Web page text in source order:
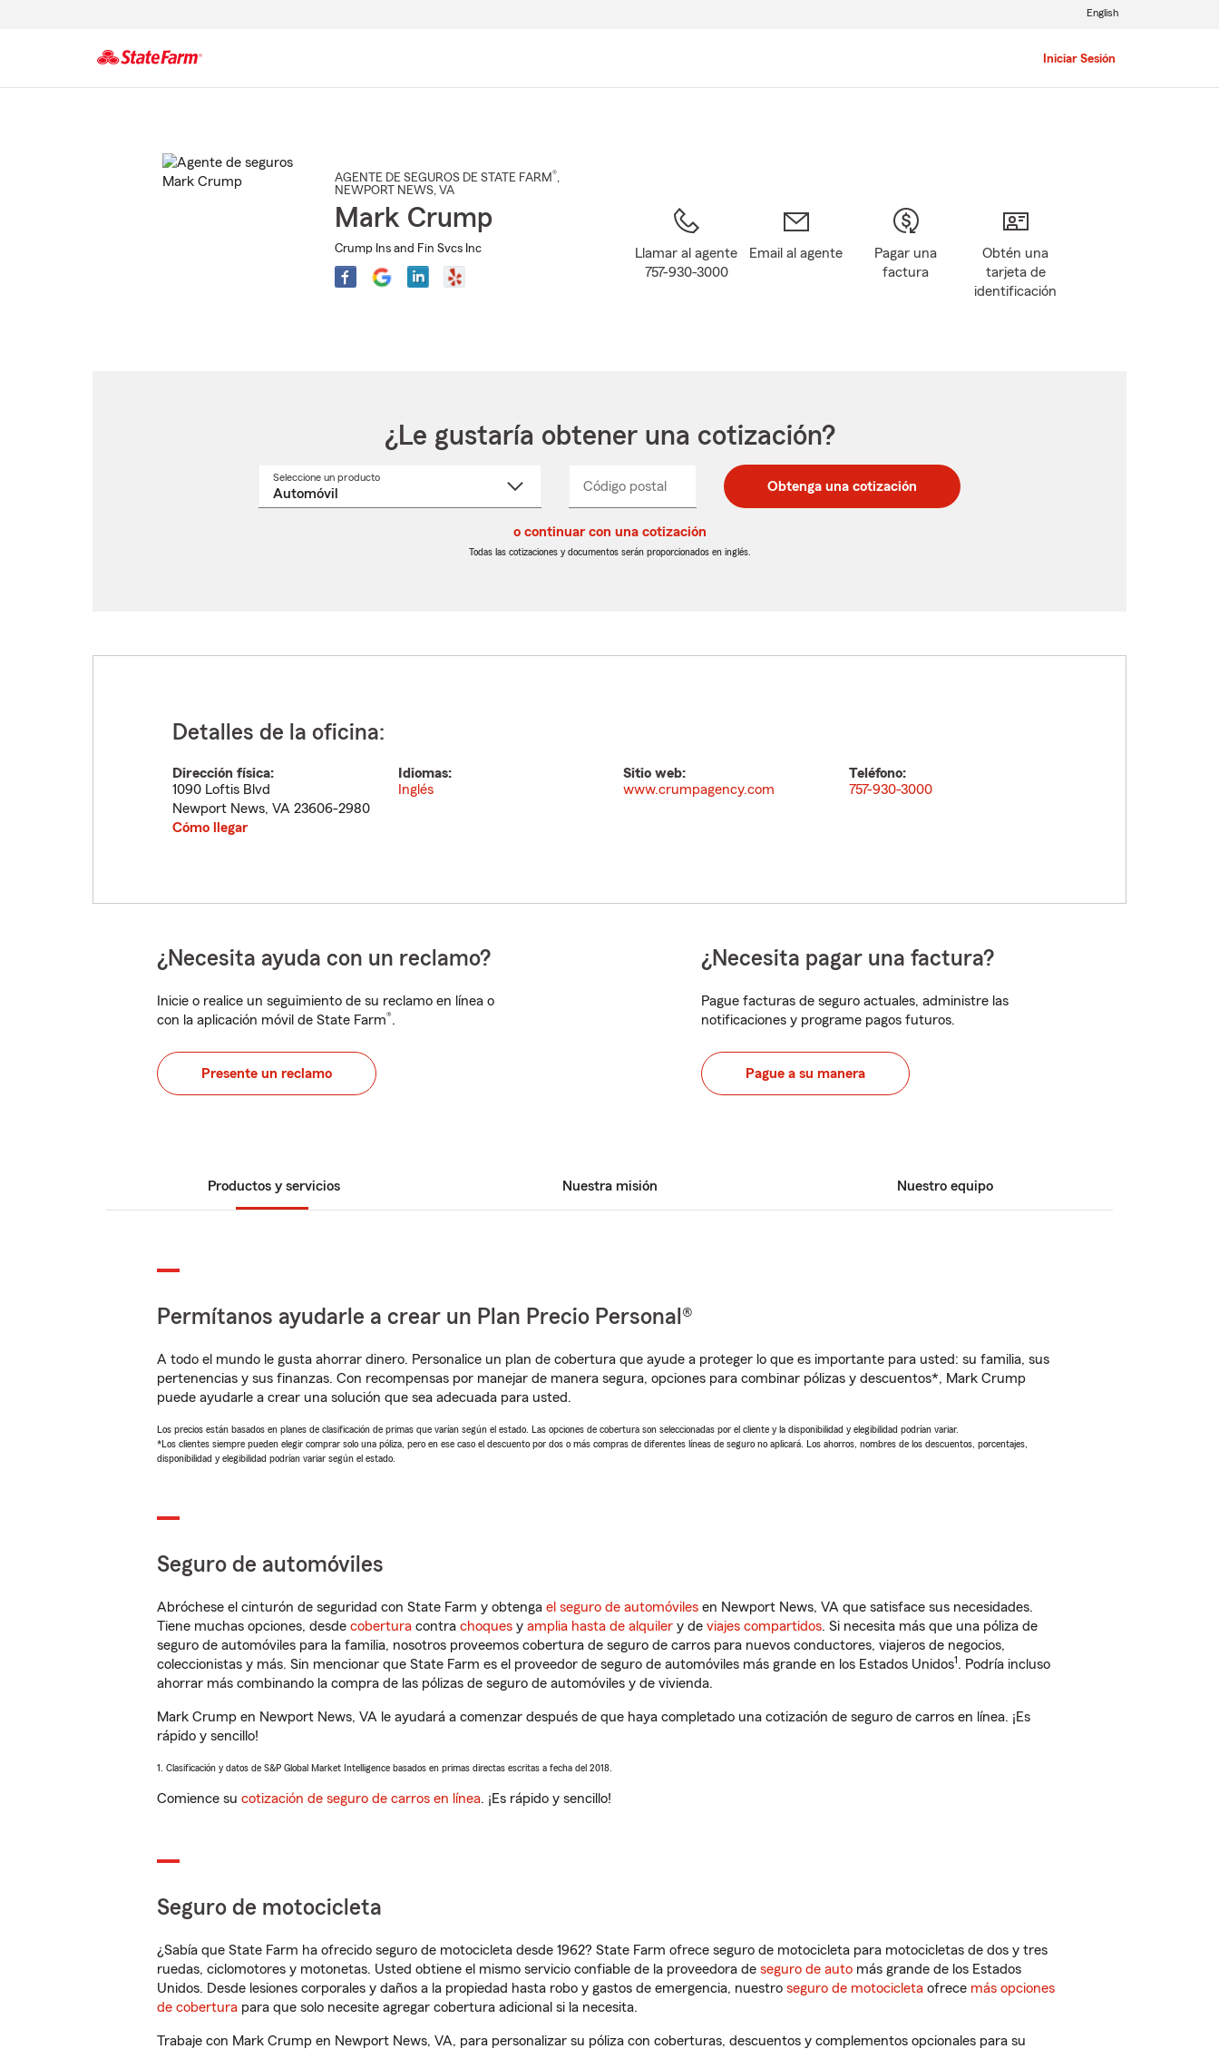
Iniciar Sesión
English
AGENTE DE SEGUROS DE STATE FARM®,
NEWPORT NEWS, VA
Mark Crump
Crump Ins and Fin Svcs Inc
Llamar al agente
757-930-3000
Email al agente
Pagar una
factura
Obtén una
tarjeta de
identificación
¿Le gustaría obtener una cotización?
Seleccione un productoSeleccione
Código postal
postal
de
postal
de
_____ Obtenga una cotización
o continuar con una cotización
Todas las cotizaciones y documentos serán proporcionados en inglés.
Detalles de la oficina:
Dirección física:
1090 Loftis Blvd
Newport News, VA 23606-2980
Cómo llegar
Idiomas:
Inglés
Sitio web:
www.crumpagency.com
Teléfono:
757-930-3000
¿Necesita ayuda con un reclamo?
Inicie o realice un seguimiento de su reclamo en línea o
con la aplicación móvil de State Farm®.
Presente un reclamo
¿Necesita pagar una factura?
Pague facturas de seguro actuales, administre las
notificaciones y programe pagos futuros.
Pague a su manera
Productos y servicios Nuestra misión Nuestro equipo
Permítanos ayudarle a crear un Plan Precio Personal®
A todo el mundo le gusta ahorrar dinero. Personalice un plan de cobertura que ayude a proteger lo que es importante para usted: su familia, sus
pertenencias y sus finanzas. Con recompensas por manejar de manera segura, opciones para combinar pólizas y descuentos*, Mark Crump
puede ayudarle a crear una solución que sea adecuada para usted.
Los precios están basados en planes de clasificación de primas que varían según el estado. Las opciones de cobertura son seleccionadas por el cliente y la disponibilidad y elegibilidad podrían variar.
*Los clientes siempre pueden elegir comprar solo una póliza, pero en ese caso el descuento por dos o más compras de diferentes líneas de seguro no aplicará. Los ahorros, nombres de los descuentos, porcentajes,
disponibilidad y elegibilidad podrían variar según el estado.
Seguro de automóviles
Abróchese el cinturón de seguridad con State Farm y obtenga el seguro de automóviles en Newport News, VA que satisface sus necesidades.
Tiene muchas opciones, desde cobertura contra choques y amplia hasta de alquiler y de viajes compartidos. Si necesita más que una póliza de
seguro de automóviles para la familia, nosotros proveemos cobertura de seguro de carros para nuevos conductores, viajeros de negocios,
coleccionistas y más. Sin mencionar que State Farm es el proveedor de seguro de automóviles más grande en los Estados Unidos1. Podría incluso
ahorrar más combinando la compra de las pólizas de seguro de automóviles y de vivienda.
Mark Crump en Newport News, VA le ayudará a comenzar después de que haya completado una cotización de seguro de carros en línea. ¡Es
rápido y sencillo!
1. Clasificación y datos de S&P Global Market Intelligence basados en primas directas escritas a fecha del 2018.
Comience su cotización de seguro de carros en línea. ¡Es rápido y sencillo!
Seguro de motocicleta
¿Sabía que State Farm ha ofrecido seguro de motocicleta desde 1962? State Farm ofrece seguro de motocicleta para motocicletas de dos y tres
ruedas, ciclomotores y motonetas. Usted obtiene el mismo servicio confiable de la proveedora de seguro de auto más grande de los Estados
Unidos. Desde lesiones corporales y daños a la propiedad hasta robo y gastos de emergencia, nuestro seguro de motocicleta ofrece más opciones
de cobertura para que solo necesite agregar cobertura adicional si la necesita.
Trabaje con Mark Crump en Newport News, VA, para personalizar su póliza con coberturas, descuentos y complementos opcionales para su